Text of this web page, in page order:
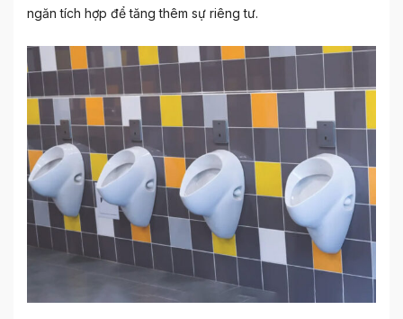
ngăn tích hợp để tăng thêm sự riêng tư.